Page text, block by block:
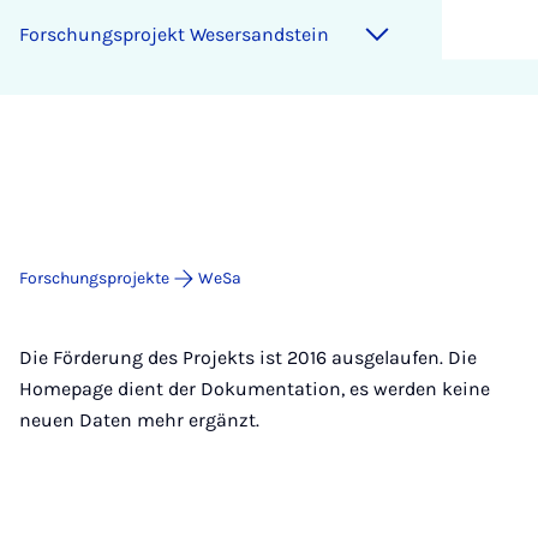
Forschungsprojekt Wesersandstein
Forschungsprojekte WeSa
Die Förderung des Projekts ist 2016 ausgelaufen. Die
Homepage dient der Dokumentation, es werden keine
neuen Daten mehr ergänzt.